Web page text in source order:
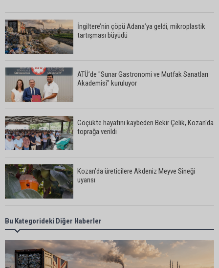
İngiltere’nin çöpü Adana’ya geldi, mikroplastik
tartışması büyüdü
ATÜ’de "Sunar Gastronomi ve Mutfak Sanatları
Akademisi" kuruluyor
Göçükte hayatını kaybeden Bekir Çelik, Kozan'da
toprağa verildi
Kozan’da üreticilere Akdeniz Meyve Sineği
uyarısı
İstanbul Lider Kolejleri Adana Kampüsü’ne yoğun
ilgi: Kontenjanlar dolmak üzere
Bu Kategorideki Diğer Haberler